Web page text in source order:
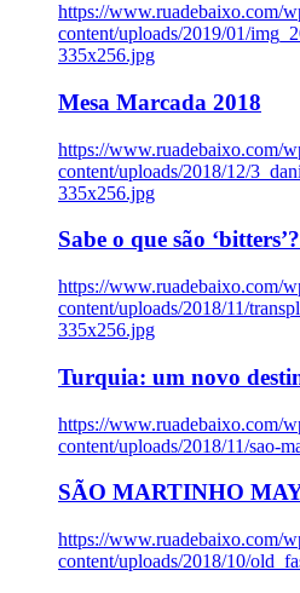
https://www.ruadebaixo.com/
content/uploads/2019/01/
335x256.jpg
Mesa Marcada 2018
https://www.ruadebaixo.com/
content/uploads/2018/12/
335x256.jpg
Sabe o que são
https://www.ruadebaixo.com/
content/uploads/2018/11/
335x256.jpg
Turquia: um novo
https://www.ruadebaixo.com/
content/uploads/2018/11/sao-
SÃO MARTINHO
https://www.ruadebaixo.com/
content/uploads/2018/10/